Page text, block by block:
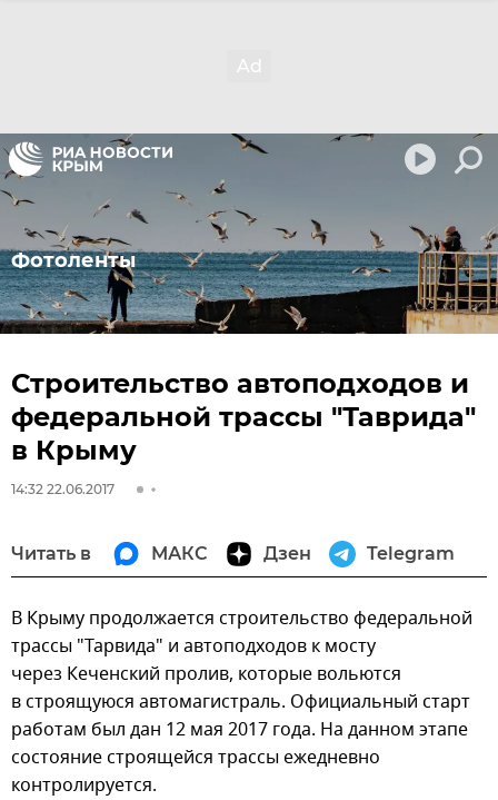
Фотоленты
Строительство автоподходов и
федеральной трассы "Таврида"
в Крыму
14:32 22.06.2017
Читать в МАКС Дзен Telegram
В Крыму продолжается строительство федеральной
трассы "Тарвида" и автоподходов к мосту
через Кеченский пролив, которые вольются
в строящуюся автомагистраль. Официальный старт
работам был дан 12 мая 2017 года. На данном этапе
состояние строящейся трассы ежедневно
контролируется.